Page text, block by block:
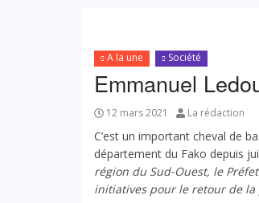
Santé
A la une Société
Emmanuel
12 mars 2021 La rédaction
C’est un important cheval de
département du Fako depuis
région du Sud-Ouest, le
initiatives pour le retour de